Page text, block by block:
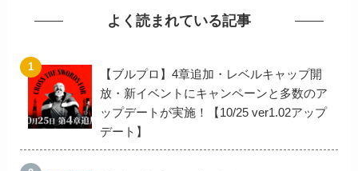
よく読まれている記事
【ブルプロ】4章追加・レベルキャップ開
放・新イベントにキャンペーンと多数のア
ップデートが実施！【10/25 ver1.02アップ
デート】